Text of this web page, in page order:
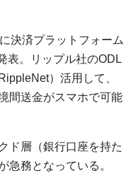
決済プラットフォーム
表。リップル社のODL
）活用して、
間送金がスマホで可能
ド層（銀行口座を持た
急務となっている。